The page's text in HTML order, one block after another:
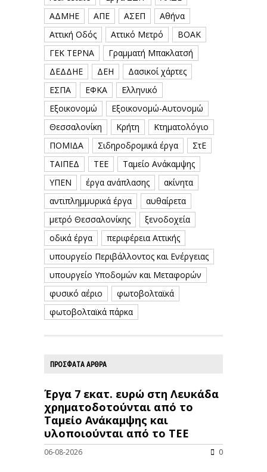
ΑΔΜΗΕ
ΑΠΕ ΑΣΕΠ
Αθήνα
Αττική Οδός
Αττικό Μετρό
ΒΟΑΚ
ΓΕΚ ΤΕΡΝΑ
Γραμματή Μπακλατσή
ΔΕΔΔΗΕ
ΔΕΗ
Δασικοί χάρτες
ΕΣΠΑ
ΕΦΚΑ
Ελληνικό
Εξοικονομώ
Εξοικονομώ-Αυτονομώ
Θεσσαλονίκη
Κρήτη
Κτηματολόγιο
ΠΟΜΙΔΑ
Σιδηροδρομικά έργα
ΣτΕ
ΤΑΙΠΕΔ
ΤΕΕ
Ταμείο Ανάκαμψης
ΥΠΕΝ
έργα ανάπλασης
ακίνητα
αντιπλημμυρικά έργα
αυθαίρετα
μετρό Θεσσαλονίκης
ξενοδοχεία
οδικά έργα
περιφέρεια Αττικής
υπουργείο Περιβάλλοντος και Ενέργειας
υπουργείο Υποδομών και Μεταφορών
φυσικό αέριο
φωτοβολταϊκά
φωτοβολταϊκά πάρκα
ΠΡΟΣΦΑΤΑ ΑΡΘΡΑ
Έργα 7 εκατ. ευρώ στη Λευκάδα
χρηματοδοτούνται από το
Ταμείο Ανάκαμψης και
υλοποιούνται από το ΤΕΕ
06-08-2026 0